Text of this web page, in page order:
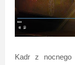
Kadr z